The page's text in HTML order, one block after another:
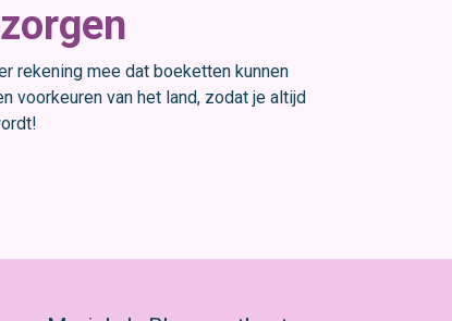
rekening mee dat boeketten kunnen
voorkeuren van het land, zodat je altijd